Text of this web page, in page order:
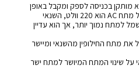
מותקן בכניסה לספק ומקבל באופן
ישיר את מתח הכניסה, בישראל מתח AC הוא 220 וולט, השנאי
למתח נמוך יותר, אך הוא עדיין
את מתח החילופין מהשנאי ומיישר
על שינוי המתח המיושר למתח ישר